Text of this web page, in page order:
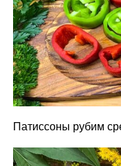
Патиссоны рубим